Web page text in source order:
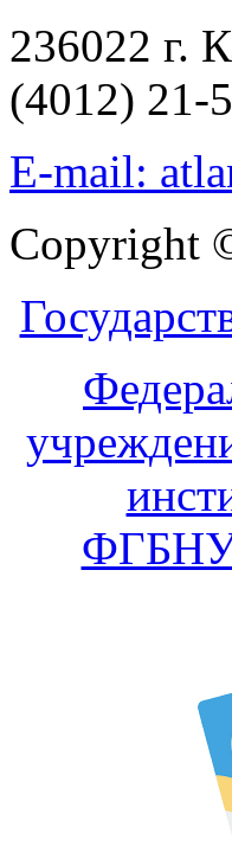
236022 г.
(4012) 21-
E-mail:
Copyright